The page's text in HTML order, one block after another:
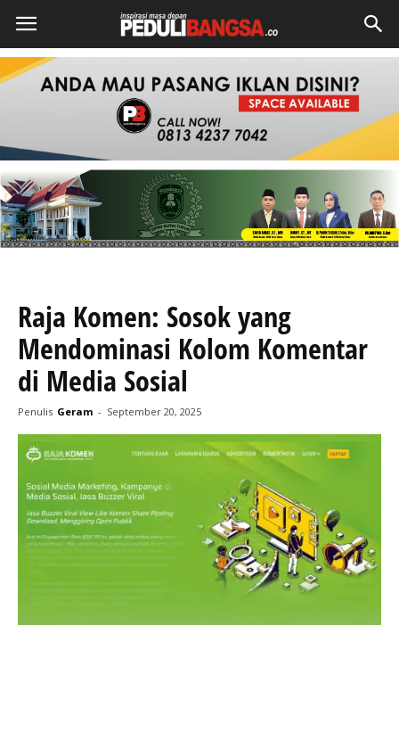
Raja Komen: Sosok yang
Mendominasi Kolom Komentar
di Media Sosial
Penulis Geram - September 20, 2025